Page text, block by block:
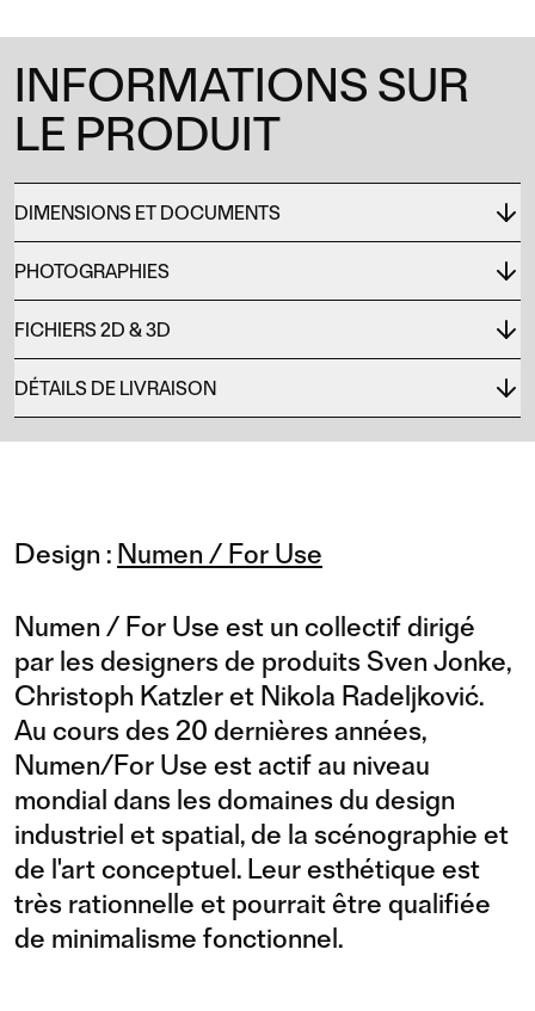
INFORMATIONS SUR
LE PRODUIT
DIMENSIONS ET DOCUMENTS
PHOTOGRAPHIES
FICHIERS 2D & 3D
DÉTAILS DE LIVRAISON
Design : Numen / For Use
Numen / For Use est un collectif dirigé
par les designers de produits Sven Jonke,
Christoph Katzler et Nikola Radeljković.
Au cours des 20 dernières années,
Numen/For Use est actif au niveau
mondial dans les domaines du design
industriel et spatial, de la scénographie et
de l'art conceptuel. Leur esthétique est
très rationnelle et pourrait être qualifiée
de minimalisme fonctionnel.